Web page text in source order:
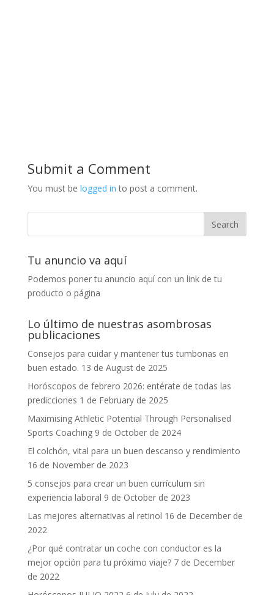
Submit a Comment
You must be logged in to post a comment.
Tu anuncio va aquí
Podemos poner tu anuncio aquí con un link de tu
producto o página
Lo último de nuestras asombrosas
publicaciones
Consejos para cuidar y mantener tus tumbonas en
buen estado. 13 de August de 2025
Horóscopos de febrero 2026: entérate de todas las
predicciones 1 de February de 2025
Maximising Athletic Potential Through Personalised
Sports Coaching 9 de October de 2024
El colchón, vital para un buen descanso y rendimiento
16 de November de 2023
5 consejos para crear un buen currículum sin
experiencia laboral 9 de October de 2023
Las mejores alternativas al retinol 16 de December de
2022
¿Por qué contratar un coche con conductor es la
mejor opción para tu próximo viaje? 7 de December
de 2022